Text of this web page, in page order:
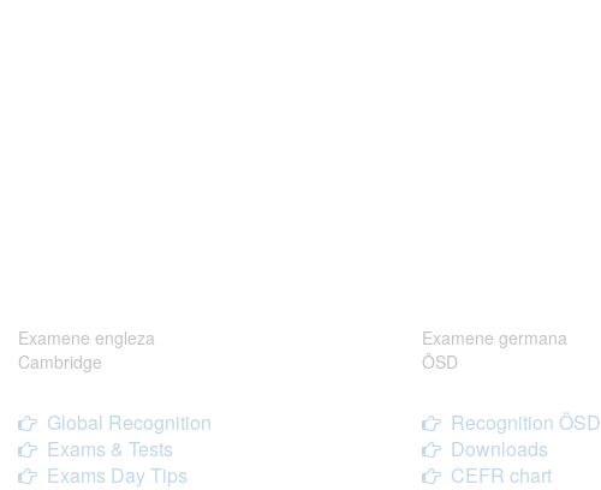
Examene engleza
Cambridge
Global Recognition
Exams & Tests
Exams Day Tips
Examene germana
ÖSD
Recognition ÖSD
Downloads
CEFR chart